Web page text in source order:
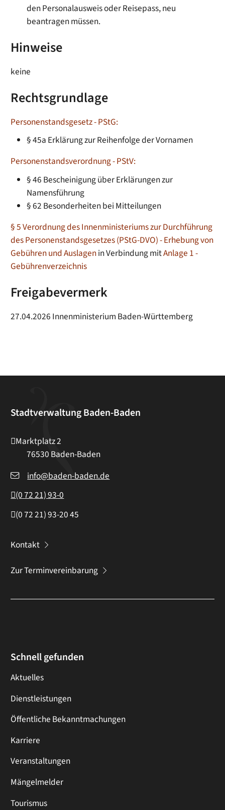
den Personalausweis oder Reisepass, neu
beantragen müssen.
Hinweise
keine
Rechtsgrundlage
Personenstandsgesetz - PStG:
§ 45a Erklärung zur Reihenfolge der Vornamen
Personenstandsverordnung - PStV:
§ 46 Bescheinigung über Erklärungen zur
Namensführung
§ 62 Besonderheiten bei Mitteilungen
§ 5 Verordnung des Innenministeriums zur Durchführung
des Personenstandsgesetzes (PStG-DVO) - Erhebung von
Gebühren und Auslagenin Verbindung mitAnlage 1 -
Gebührenverzeichnis
Freigabevermerk
27.04.2026 Innenministerium Baden-Württemberg
Stadtverwaltung Baden-Baden
Marktplatz 2
76530 Baden-Baden
info@baden-baden.de
(07221) 93-0
(07221) 93-2045
Kontakt
Zur Terminvereinbarung
Schnell gefunden
Aktuelles
Dienstleistungen
Öffentliche Bekanntmachungen
Karriere
Veranstaltungen
Mängelmelder
Tourismus